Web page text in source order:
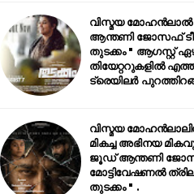
വിസ്മയ
ആന്തണി ജോസഫ്
തുടക്കം " ആഗസ്റ്റ്
തിയേറ്ററുകളിൽ
ട്രെയിലർ
വിസ്മയ
മികച്ച അഭിനയ
ജൂഡ് ആന്തണി
മോട്ടിവേഷണൽ
തുടക്കം " .